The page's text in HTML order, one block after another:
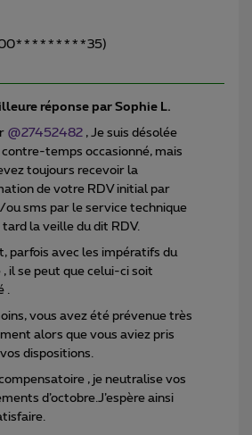
réponse par Sophie L.
@27452482 , Je suis désolée
contre-temps occasionné, mais
toujours recevoir la
de votre RDV initial par
sms par le service technique
tard la veille du dit RDV.
parfois avec les impératifs du
, il se peut que celui-ci soit
vous avez été prévenue très
alors que vous aviez pris
dispositions.
, je neutralise vos
d’octobre.J’espère ainsi